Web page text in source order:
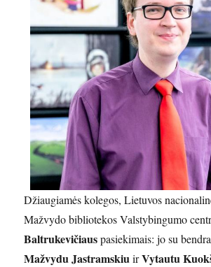
Džiaugiamės kolegos, Lietuvos
Mažvydo bibliotekos Valstybingumo
Baltrukevičiauspasiekimais: jo su
Mažvydu JastramskiuirVytautu